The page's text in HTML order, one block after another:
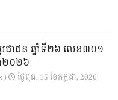
រជាជន ឆ្នាំទី២៦ លេខ៣០១
២០២៦
) ថ្ងៃ​ពុធ, 15 ខែ​កក្កដា, 2026